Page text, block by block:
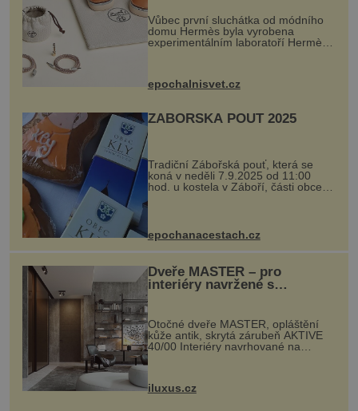
Vůbec první sluchátka od módního
domu Hermès byla vyrobena
experimentálním laboratoří Hermès
kovový...
epochalnisvet.cz
ZÁBOŘSKÁ POUŤ 2025
Tradiční Zábořská pouť, která se
koná v neděli 7.9.2025 od 11:00
hod. u kostela v Záboří, části obce
Kly u Mělníka. V programu naleznete
komentovanou prohlídku kostela,
epochanacestach.cz
Dveře MASTER – pro
interiéry navržené s
rozumem i vášní!
Otočné dveře MASTER, opláštění
kůže antik, skrytá zárubeň AKTIVE
40/00 Interiéry navrhované na
zakázku často vyžadují atypické
rozměry nejen nábytku, ale i
dnes umož...
iluxus.cz